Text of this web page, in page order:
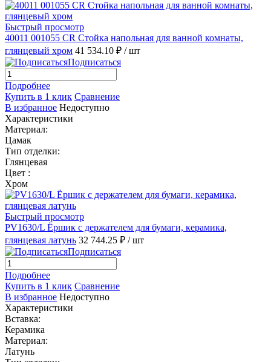
Быстрый просмотр
40011 001055 CR Стойка напольная для ванной комнаты,
глянцевый хром 41 534.10 ₽ / шт
Подписаться
Подробнее
Купить в 1 клик Сравнение
В избранное Недоступно
Характеристики
Материал:
Цамак
Тип отделки:
Глянцевая
Цвет :
Хром
Быстрый просмотр
PV1630/L Ёршик с держателем для бумаги, керамика,
глянцевая латунь 32 744.25 ₽ / шт
Подписаться
Подробнее
Купить в 1 клик Сравнение
В избранное Недоступно
Характеристики
Вставка:
Керамика
Материал:
Латунь